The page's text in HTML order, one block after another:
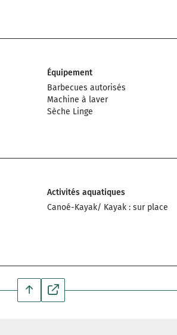
Équipement
Barbecues autorisés
Machine à laver
Sèche Linge
Activités aquatiques
Canoé-Kayak/ Kayak : sur place